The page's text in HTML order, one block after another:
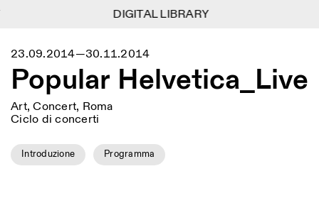
Menu
Lingua EN DE
FR
Calendar
Istituto Svizzero
Research
Residencies
Archive
Information
ISTITUTO SVIZZERO
ROME
Villa Maraini
By public transportation:
Filters
Area
Reset
Art
Location
Rome
All
23.09.2014—30.11.2014
Popular Helvetica_Live
Art, Concert, Roma
Ciclo di concerti
Introduzione Programma
DIGITAL LIBRARY
DIGITAL LIBRARY